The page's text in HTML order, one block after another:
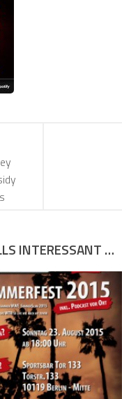
INTERESSANT …